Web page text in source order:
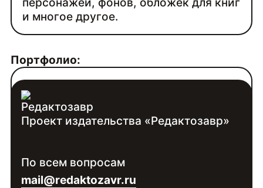
и многое другое.
Портфолио:
Контакты:
Войдите
специалиста
Проект издательства «Редактозавр»
По всем вопросам
mail@redaktozavr.ru